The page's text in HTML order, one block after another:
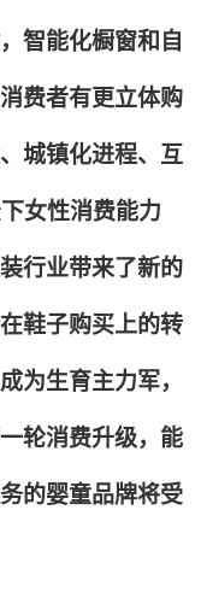
智能化橱窗和自
费者有更立体购
城镇化进程、互
女性消费能力
行业带来了新的
鞋子购买上的转
为生育主力军，
轮消费升级，能
的婴童品牌将受